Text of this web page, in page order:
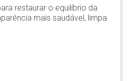
restaurar o equilíbrio da
mais saudável, limpa